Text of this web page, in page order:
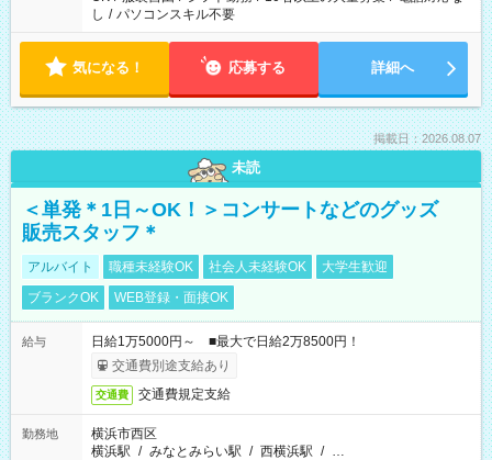
し / パソコンスキル不要
気になる！ 応募する 詳細へ
掲載日：2026.08.07
未読
＜単発＊1日～OK！＞コンサートなどのグッズ
販売スタッフ＊
アルバイト 職種未経験OK 社会人未経験OK
大学生歓迎
ブランクOK
WEB登録・面接OK
給与
日給1万5000円～ ■最大で日給2万8500円！
交通費別途支給あり
交通費 交通費規定支給
勤務地
横浜市西区
横浜駅 / みなとみらい駅 / 西横浜駅 / …